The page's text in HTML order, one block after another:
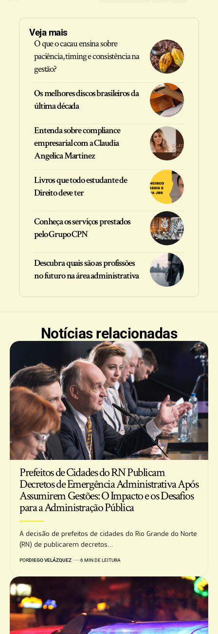
Veja mais
O que o cacau ensina sobre
paciência, timing e consistência na
gestão?
Os melhores discos brasileiros da
última década
Entenda sobre compliance
empresarial com a Claudia
Angelica Martinez
Livros que todo estudante de
Direito deve ter
Conheça os serviços prestados
pelo Grupo CPN
Descubra quais são as profissões
no futuro na área administrativa
Notícias relacionadas
Prefeitos de Cidades do RN Publicam
Decretos de Emergência Administrativa Após
Assumirem Gestões: O Impacto e os Desafios
para a Administração Pública
A decisão de prefeitos de cidades do Rio Grande do Norte
(RN) de publicarem decretos…
PORDIEGO VELÁZQUEZ 6 MIN DE LEITURA